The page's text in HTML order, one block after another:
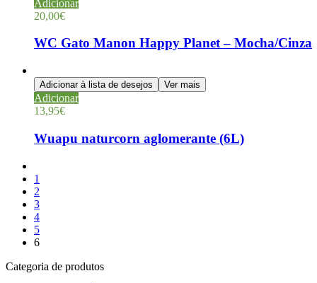
Adicionar
20,00€
WC Gato Manon Happy Planet – Mocha/Cinza
Adicionar à lista de desejos Ver mais
Adicionar
13,95€
Wuapu naturcorn aglomerante (6L)
1
2
3
4
5
6
Categoria de produtos